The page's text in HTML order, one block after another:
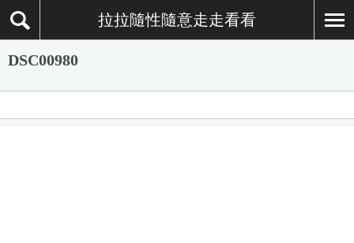
拉拉隨性隨意走走看看
DSC00980